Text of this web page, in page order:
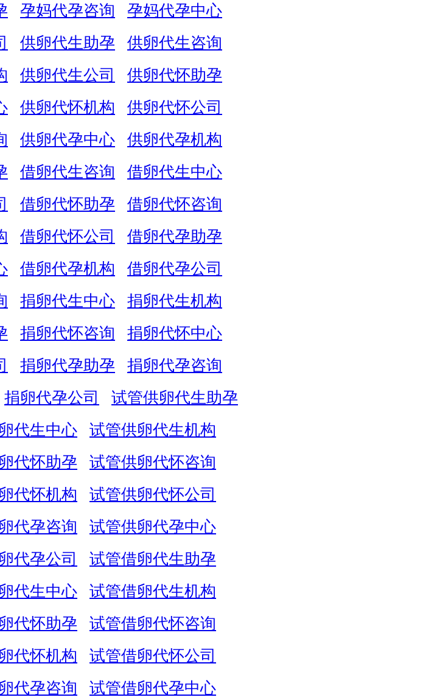
孕妈代孕咨询
孕妈代孕中心
供卵代生助孕
供卵代生咨询
供卵代生公司
供卵代怀助孕
供卵代怀机构
供卵代怀公司
供卵代孕中心
供卵代孕机构
借卵代生咨询
借卵代生中心
借卵代怀助孕
借卵代怀咨询
借卵代怀公司
借卵代孕助孕
借卵代孕机构
借卵代孕公司
捐卵代生中心
捐卵代生机构
捐卵代怀咨询
捐卵代怀中心
捐卵代孕助孕
捐卵代孕咨询
捐卵代孕公司
试管供卵代生助孕
代生中心
试管供卵代生机构
代怀助孕
试管供卵代怀咨询
代怀机构
试管供卵代怀公司
代孕咨询
试管供卵代孕中心
代孕公司
试管借卵代生助孕
代生中心
试管借卵代生机构
代怀助孕
试管借卵代怀咨询
代怀机构
试管借卵代怀公司
代孕咨询
试管借卵代孕中心